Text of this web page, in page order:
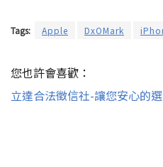
Tags: Apple DxOMark
您也許會喜歡：
立達合法徵信社-讓您安心的